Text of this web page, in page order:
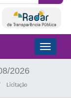
Toggle
2026
Licitação